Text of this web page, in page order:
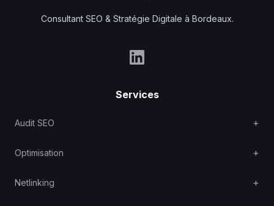
Consultant SEO & Stratégie Digitale à Bordeaux.
Services
Audit SEO
Optimisation
Netlinking